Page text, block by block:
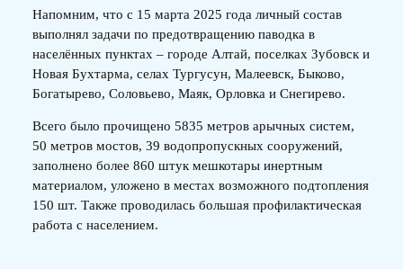
Напомним, что с 15 марта 2025 года личный состав
выполнял задачи по предотвращению паводка в
населённых пунктах – городе Алтай, поселках Зубовск и
Новая Бухтарма, селах Тургусун, Малеевск, Быково,
Богатырево, Соловьево, Маяк, Орловка и Снегирево.
Всего было прочищено 5835 метров арычных систем,
50 метров мостов, 39 водопропускных сооружений,
заполнено более 860 штук мешкотары инертным
материалом, уложено в местах возможного подтопления
150 шт. Также проводилась большая профилактическая
работа с населением.